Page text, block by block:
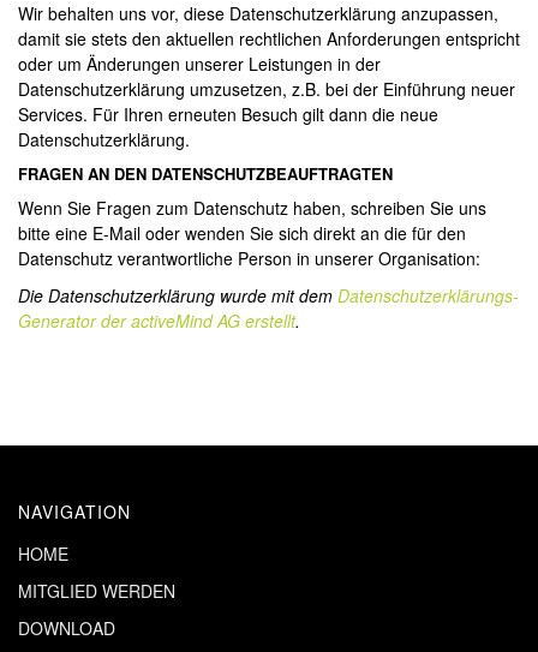
Wir behalten uns vor, diese Datenschutzerklärung anzupassen,
damit sie stets den aktuellen rechtlichen Anforderungen entspricht
oder um Änderungen unserer Leistungen in der
Datenschutzerklärung umzusetzen, z.B. bei der Einführung neuer
Services. Für Ihren erneuten Besuch gilt dann die neue
Datenschutzerklärung.
FRAGEN AN DEN DATENSCHUTZBEAUFTRAGTEN
Wenn Sie Fragen zum Datenschutz haben, schreiben Sie uns
bitte eine E-Mail oder wenden Sie sich direkt an die für den
Datenschutz verantwortliche Person in unserer Organisation:
Die Datenschutzerklärung wurde mit dem Datenschutzerklärungs-
Generator der activeMind AG erstellt.
NAVIGATION
HOME
MITGLIED WERDEN
DOWNLOAD